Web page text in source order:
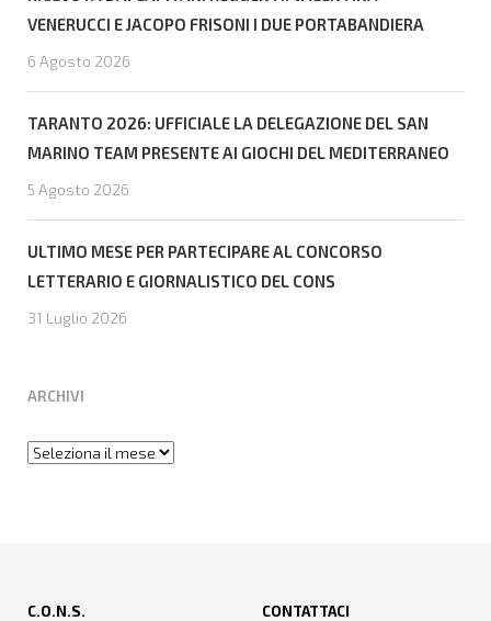
VENERUCCI E JACOPO FRISONI I DUE PORTABANDIERA
6 Agosto 2026
TARANTO 2026: UFFICIALE LA DELEGAZIONE DEL SAN
MARINO TEAM PRESENTE AI GIOCHI DEL MEDITERRANEO
5 Agosto 2026
ULTIMO MESE PER PARTECIPARE AL CONCORSO
LETTERARIO E GIORNALISTICO DEL CONS
31 Luglio 2026
ARCHIVI
Archivi
C.O.N.S. CONTATTACI